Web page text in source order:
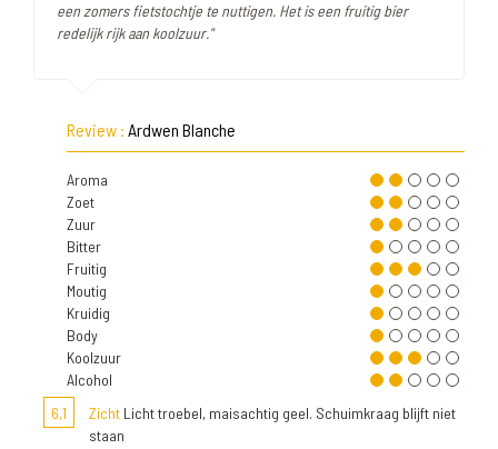
een zomers fietstochtje te nuttigen. Het is een fruitig bier
redelijk rijk aan koolzuur."
Review : Ardwen Blanche
Aroma
Zoet
Zuur
Bitter
Fruitig
Moutig
Kruidig
Body
Koolzuur
Alcohol
6,1
Zicht Licht troebel, maisachtig geel. Schuimkraag blijft niet
staan